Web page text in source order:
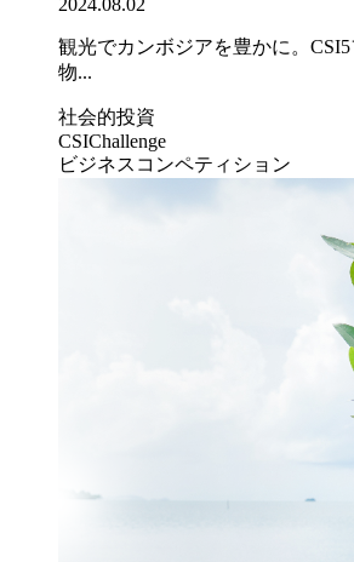
観光でカンボジアを豊かに。
物...
社会的投資
CSIChallenge
ビジネスコンペティション